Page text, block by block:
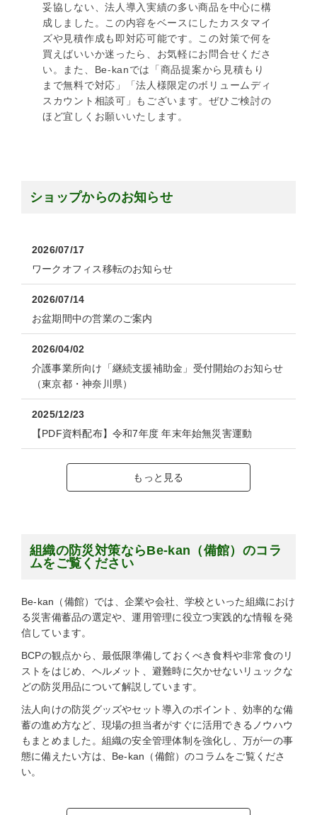
妥協しない、法人導入実績の多い商品を中心に構
成しました。この内容をベースにしたカスタマイ
ズや見積作成も即対応可能です。この対策で何を
買えばいいか迷ったら、お気軽にお問合せくださ
い。また、Be-kanでは「商品提案から見積もり
まで無料で対応」「法人様限定のボリュームディ
スカウント相談可」もございます。ぜひご検討の
ほど宜しくお願いいたします。
ショップからのお知らせ
2026/07/17
ワークオフィス移転のお知らせ
2026/07/14
お盆期間中の営業のご案内
2026/04/02
介護事業所向け「継続支援補助金」受付開始のお知らせ
（東京都・神奈川県）
2025/12/23
【PDF資料配布】令和7年度 年末年始無災害運動
もっと見る
組織の防災対策ならBe-kan（備館）のコラ
ムをご覧ください
Be-kan（備館）では、企業や会社、学校といった組織におけ
る災害備蓄品の選定や、運用管理に役立つ実践的な情報を発
信しています。
BCPの観点から、最低限準備しておくべき食料や非常食のリ
ストをはじめ、ヘルメット、避難時に欠かせないリュックな
どの防災用品について解説しています。
法人向けの防災グッズやセット導入のポイント、効率的な備
蓄の進め方など、現場の担当者がすぐに活用できるノウハウ
もまとめました。組織の安全管理体制を強化し、万が一の事
態に備えたい方は、Be-kan（備館）のコラムをご覧くださ
い。